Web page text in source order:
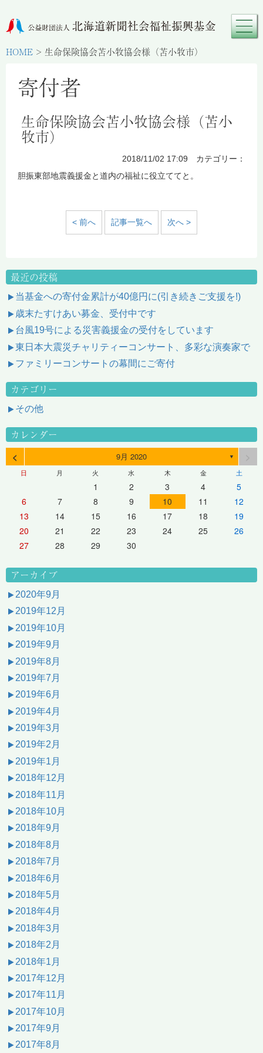
HOME > 生命保険協会苫小牧協会様（苫小牧市）
寄付者
生命保険協会苫小牧協会様（苫小
牧市）
2018/11/02 17:09 カテゴリー：
胆振東部地震義援金と道内の福祉に役立ててと。
< 前へ 記事一覧へ 次へ >
最近の投稿
当基金への寄付金累計が40億円に(引き続きご支援を!)
歳末たすけあい募金、受付中です
台風19号による災害義援金の受付をしています
東日本大震災チャリティーコンサート、多彩な演奏家で
ファミリーコンサートの幕間にご寄付
カテゴリー
その他
カレンダー
< 9月 2020 ▼
日 月 火 水 木 金 土
1 2 3 4
5
6
7 8 9 10 11
12
13
14 15 16 17 18
19
20
21 22 23 24 25
26
27
28 29 30
アーカイブ
2020年9月
2019年12月
2019年10月
2019年9月
2019年8月
2019年7月
2019年6月
2019年4月
2019年3月
2019年2月
2019年1月
2018年12月
2018年11月
2018年10月
2018年9月
2018年8月
2018年7月
2018年6月
2018年5月
2018年4月
2018年3月
2018年2月
2018年1月
2017年12月
2017年11月
2017年10月
2017年9月
2017年8月